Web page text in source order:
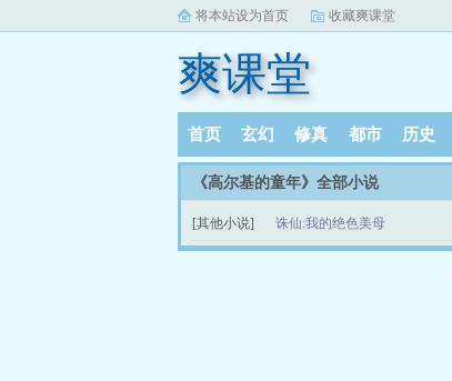
将本站设为首页 收藏爽课堂
爽课堂
首页 玄幻 修真 都市 历史
《高尔基的童年》全部小说
[其他小说] 诛仙:我的绝色美母